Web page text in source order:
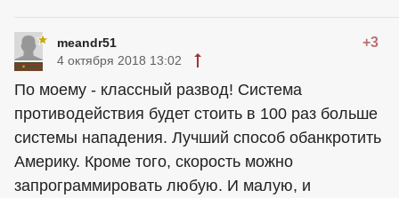
meandr51 +3
4 октября 2018 13:02
По моему - классный развод! Система
противодействия будет стоить в 100 раз больше
системы нападения. Лучший способ обанкротить
Америку. Кроме того, скорость можно
запрограммировать любую. И малую, и